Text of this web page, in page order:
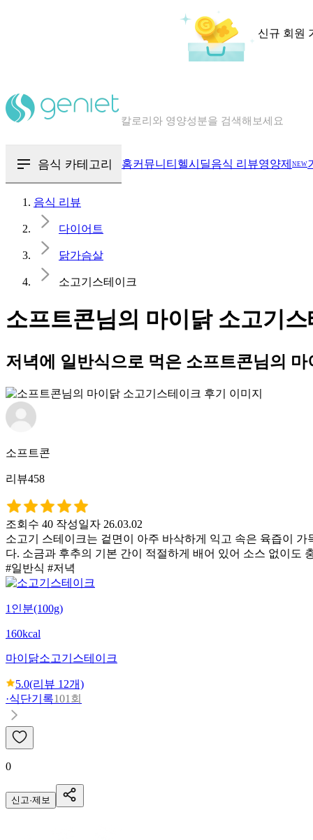
신규 회원
혈당 · 다이어트 음식 검색해보세요
음식 카테고리 홈커뮤니티 헬시딜음식 리뷰영양제 NEW
음식 리뷰
다이어트
닭가슴살
소고기스테이크
소프트콘님의 마이닭 소고기
저녁에 일반식으로 먹은 소프트콘님의
소프트콘
리뷰458
조회수 40 작성일자 26.03.02
소고기 스테이크는 겉면이 아주 바삭하게 익고 속은 육즙이
다. 소금과 후추의 기본 간이 적절하게 배어 있어 소스 없이도
#일반식 #저녁
1인분(100g)
160kcal
마이닭소고기스테이크
5.0(리뷰 12개)
·식단기록101회
0
신고·제보